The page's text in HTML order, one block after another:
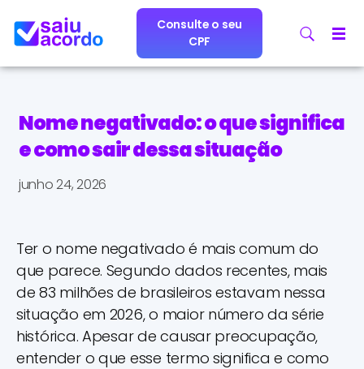
Consulte o seu
CPF
Nome negativado: o que significa
e como sair dessa situação
junho 24, 2026
Ter o nome negativado é mais comum do
que parece. Segundo dados recentes, mais
de 83 milhões de brasileiros estavam nessa
situação em 2026, o maior número da série
histórica. Apesar de causar preocupação,
entender o que esse termo significa e como